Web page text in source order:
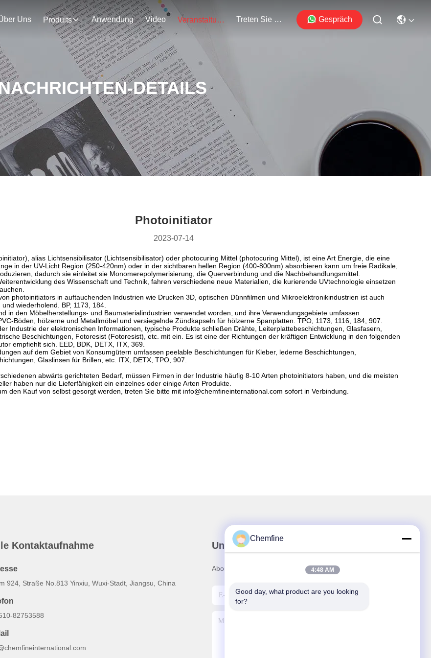
Uns Produits Anwendung Video Veranstaltungen Treten Sie Mit Uns In Verbindung Gespräch
DETAILS
Photoinitiator
2023-07-14
alias Lichtsensibilisator (Lichtsensibilisator) oder photocuring Mittel (photocuring Mittel), ist eine Art Energie, die eine
in der UV-Licht Region (250-420nm) oder in der sichtbaren hellen Region (400-800nm) absorbieren kann um freie Radikale,
dadurch sie einleitet sie Monomerepolymerisierung, die Querverbindung und die Nachbehandlungsmittel.
des Wissenschaft und Technik, fahren verschiedene neue Materialien, die kurierende UVtechnologie einsetzen
photoinitiators in auftauchenden Industrien wie Drucken 3D, optischen Dünnfilmen und Mikroelektronikindustrien ist auch
wiederholend. BP, 1173, 184.
in den Möbelherstellungs- und Baumaterialindustrien verwendet worden, und ihre Verwendungsgebiete umfassen
Böden, hölzerne und Metallmöbel und versiegelnde Zündkapseln für hölzerne Spanplatten. TPO, 1173, 1116, 184, 907.
Industrie der elektronischen Informationen, typische Produkte schließen Drähte, Leiterplattebeschichtungen, Glasfasern,
Beschichtungen, Fotoresist (Fotoresist), etc. mit ein. Es ist eine der Richtungen der kräftigen Entwicklung in den folgenden
empfiehlt sich. EED, BDK, DETX, ITX, 369.
auf dem Gebiet von Konsumgütern umfassen peelable Beschichtungen für Kleber, lederne Beschichtungen,
Glaslinsen für Brillen, etc. ITX, DETX, TPO, 907.
abwärts gerichteten Bedarf, müssen Firmen in der Industrie häufig 8-10 Arten photoinitiators haben, und die meisten
haben nur die Lieferfähigkeit ein einzelnes oder einige Arten Produkte.
den Kauf von selbst gesorgt werden, treten Sie bitte mit info@chemfineinternational.com sofort in Verbindung.
Kontaktaufnahme
924, Straße No.813 Yinxiu, Wuxi-Stadt, Jiangsu, China
82753588
Unser Newsletter
Abonnieren Sie unseren Newsletter für Rabatte und mehr.
Chemfine
4:48 AM
Good day, what product are you looking
for?